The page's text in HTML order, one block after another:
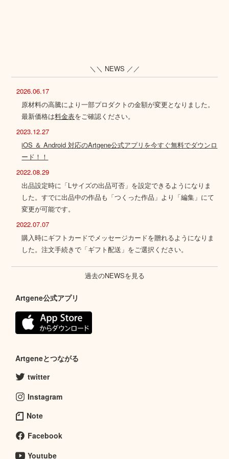
＼＼ NEWS ／／
2026.06.17
原材料の高騰により一部プロダクトの金額が変更となりました。
最新価格は料金表をご確認ください。
2023.12.27
iOS ＆ Android 対応のArtgene公式アプリを今すぐ無料でダウンロ
ード！！
2022.08.29
出品設定時に「Lサイズの出品可否」を設定できるようになりま
した。すでに出品中の作品も「つくった作品」より「編集」にて
変更が可能です。
2022.07.07
購入時にギフトカードでメッセージカードを贈れるようになりま
した。注文手続きで「ギフト配送」をご選択ください。
過去のNEWSを見る
Artgene公式アプリ
Artgeneとつながる
twitter
Instagram
Note
Facebook
Youtube